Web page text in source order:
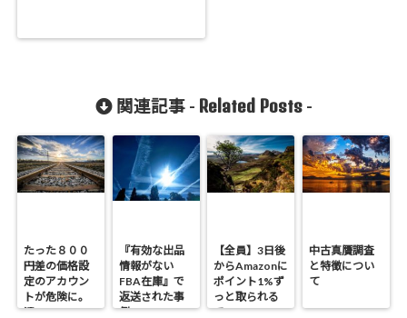
関連記事 - Related Posts-
たった８００
円差の価格設
定のアカウン
トが危険に。
汗
『有効な出品
情報がない
FBA在庫』で
返送された事
例
【全員】3日後
からAmazonに
ポイント1%ず
っと取られる
でー。
中古真贋調査
と特徴につい
て